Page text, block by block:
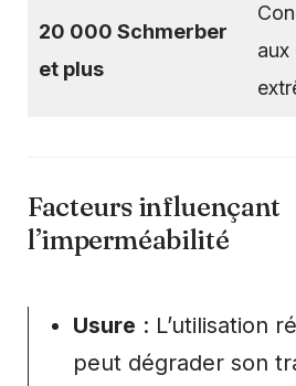
20 000 Schmerber
et plus
aux
Facteurs influençant
l’imperméabilité
Usure : L’utilisation
peut dégrader son